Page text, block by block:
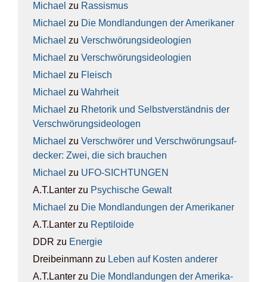
Michael zu Ras­sis­mus
Michael zu Die Mond­lan­dun­gen der Ame­ri­ka­ner
Michael zu Ver­schwö­rungs­ideo­lo­gien
Michael zu Ver­schwö­rungs­ideo­lo­gien
Michael zu Fleisch
Michael zu Wahr­heit
Michael zu Rhe­to­rik und Selbst­ver­ständ­nis der
Ver­schwö­rungs­ideo­lo­gen
Michael zu Ver­schwö­rer und Ver­schwö­rungs­auf­
de­cker: Zwei, die sich brau­chen
Michael zu UFO-SICH­TUN­GEN
A.T.Lanter zu Psy­chi­sche Gewalt
Michael zu Die Mond­lan­dun­gen der Ame­ri­ka­ner
A.T.Lanter zu Rep­ti­lo­ide
DDR zu Ener­gie
Dreibeinmann zu Leben auf Kos­ten ande­rer
A.T.Lanter zu Die Mond­lan­dun­gen der Ame­ri­ka­